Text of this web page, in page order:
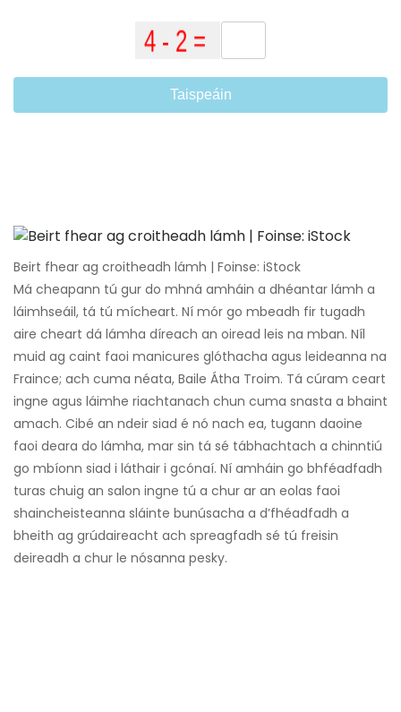
Taispeáin
Beirt fhear ag croitheadh ​​lámh | Foinse: iStock
Má cheapann tú gur do mhná amháin a dhéantar lámh a
láimhseáil, tá tú mícheart. Ní mór go mbeadh fir tugadh
aire cheart dá lámha díreach an oiread leis na mban. Níl
muid ag caint faoi manicures glóthacha agus leideanna na
Fraince; ach cuma néata, Baile Átha Troim. Tá cúram ceart
ingne agus láimhe riachtanach chun cuma snasta a bhaint
amach. Cibé an ndeir siad é nó nach ea, tugann daoine
faoi deara do lámha, mar sin tá sé tábhachtach a chinntiú
go mbíonn siad i láthair i gcónaí. Ní amháin go bhféadfadh
turas chuig an salon ingne tú a chur ar an eolas faoi
shaincheisteanna sláinte bunúsacha a d’fhéadfadh a
bheith ag grúdaireacht ach spreagfadh sé tú freisin
deireadh a chur le nósanna pesky.